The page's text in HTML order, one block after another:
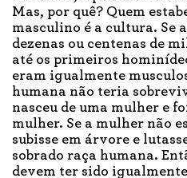
Mas, por quê? Quem
masculino é a cultura. Se
dezenas ou centenas de
até os primeiros
eram igualmente
humana não teria
nasceu de uma mulher e
mulher. Se a mulher não
subisse em árvore e
sobrado raça humana.
devem ter sido